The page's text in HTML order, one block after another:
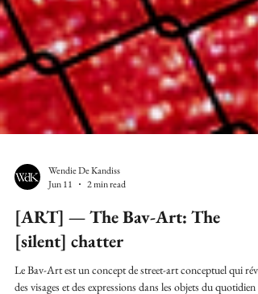
Wendie De Kandiss
Jun 11
2 min read
[ART] — The Bav-Art: The
[silent] chatter